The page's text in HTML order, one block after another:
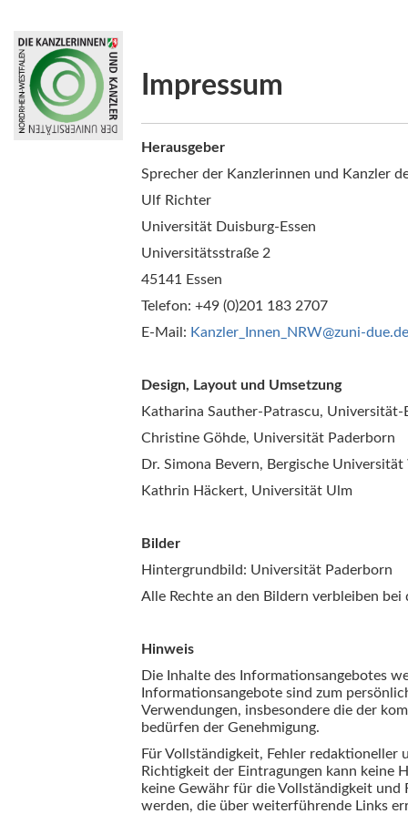
Impressum
Herausgeber
Sprecher der Kanzlerinnen und Kanzler
Ulf Richter
Universität Duisburg-Essen
Universitätsstraße 2
45141 Essen
Telefon: +49 (0)201 183 2707
E-Mail: Kanzler_Innen_NRW@zuni-due.de
Design, Layout und Umsetzung
Katharina Sauther-Patrascu, Universität-
Christine Göhde, Universität Paderborn
Dr. Simona Bevern, Bergische
Kathrin Häckert, Universität Ulm
Bilder
Hintergrundbild: Universität Paderborn
Alle Rechte an den Bildern verbleiben
Hinweis
Die Inhalte des Informationsangebotes
Informationsangebote sind zum
Verwendungen, insbesondere die der
bedürfen der Genehmigung.
Für Vollständigkeit, Fehler redaktioneller
Richtigkeit der Eintragungen kann keine
keine Gewähr für die Vollständigkeit
werden, die über weiterführende Links